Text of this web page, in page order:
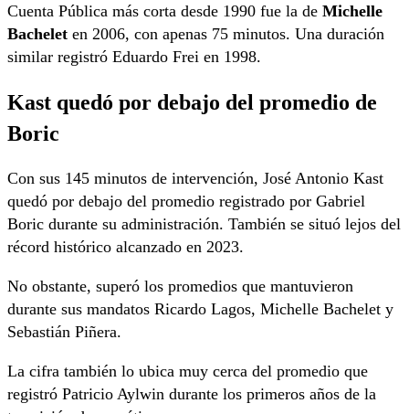
Cuenta Pública más corta desde 1990 fue la de Michelle
Bachelet en 2006, con apenas 75 minutos. Una duración
similar registró Eduardo Frei en 1998.
Kast quedó por debajo del promedio de
Boric
Con sus 145 minutos de intervención, José Antonio Kast
quedó por debajo del promedio registrado por Gabriel
Boric durante su administración. También se situó lejos del
récord histórico alcanzado en 2023.
No obstante, superó los promedios que mantuvieron
durante sus mandatos Ricardo Lagos, Michelle Bachelet y
Sebastián Piñera.
La cifra también lo ubica muy cerca del promedio que
registró Patricio Aylwin durante los primeros años de la